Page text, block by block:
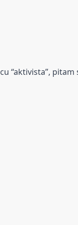
“aktivista”, pitam